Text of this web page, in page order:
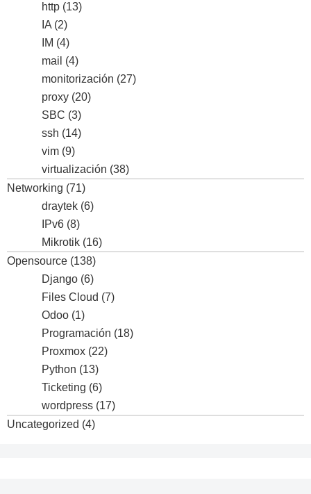
http (13)
IA (2)
IM (4)
mail (4)
monitorización (27)
proxy (20)
SBC (3)
ssh (14)
vim (9)
virtualización (38)
Networking (71)
draytek (6)
IPv6 (8)
Mikrotik (16)
Opensource (138)
Django (6)
Files Cloud (7)
Odoo (1)
Programación (18)
Proxmox (22)
Python (13)
Ticketing (6)
wordpress (17)
Uncategorized (4)